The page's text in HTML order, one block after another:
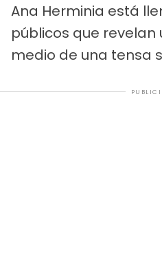
Ana Herminia está
públicos que revelan
medio de una tensa